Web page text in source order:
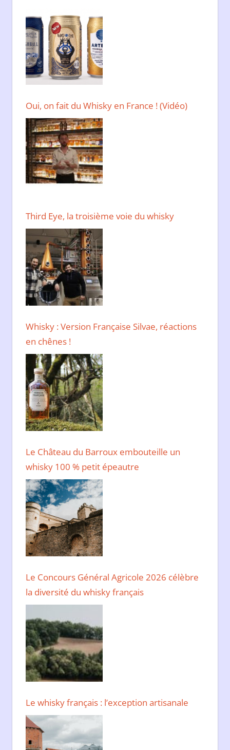
Oui, on fait du Whisky en France ! (Vidéo)
Third Eye, la troisième voie du whisky
Whisky : Version Française Silvae, réactions
en chênes !
Le Château du Barroux embouteille un
whisky 100 % petit épeautre
Le Concours Général Agricole 2026 célèbre
la diversité du whisky français
Le whisky français : l’exception artisanale